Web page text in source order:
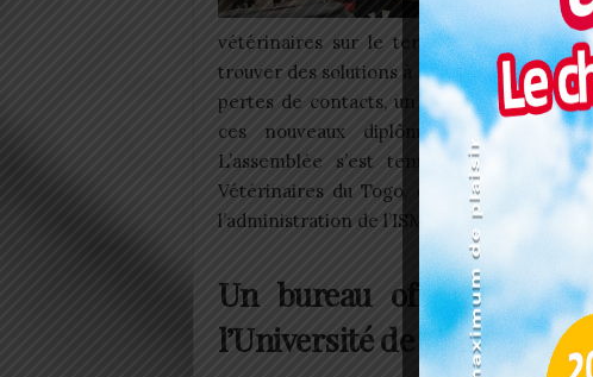
vétérinaires sur le terrain après
trouver des solutions à l’absence d’une
pertes de contacts, un manque de
ces nouveaux diplômés à saisir les
L’assemblée s’est tenue en
Vétérinaires du Togo, de la Direction
l’administration de l’ISMA-UK.
Un bureau officiel pour
l’Université de Kara